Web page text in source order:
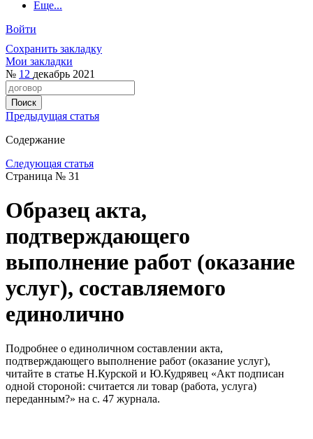
Еще...
Войти
Сохранить закладку
Мои закладки
№ 12 декабрь 2021
Предыдущая статья
Содержание
Следующая статья
Страница № 31
Образец акта,
подтверждающего
выполнение работ (оказание
услуг), составляемого
единолично
Подробнее о единоличном составлении акта,
подтверждающего выполнение работ (оказание услуг),
читайте в статье Н.Курской и Ю.Кудрявец «Акт подписан
одной стороной: считается ли товар (работа, услуга)
переданным?» на с. 47 журнала.